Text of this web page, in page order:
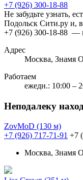
+7 (926) 300-18-88
Не забудьте узнать,
Подольск Сити.ру и,
+7 (926) 300-18-88 —
Адрес
Москва, Знамя
Работаем
ежедн.: 10:00 –
Неподалеку
ZovMoD (130 м)
+7 (926) 717-71-91 +7
Москва, Знамя